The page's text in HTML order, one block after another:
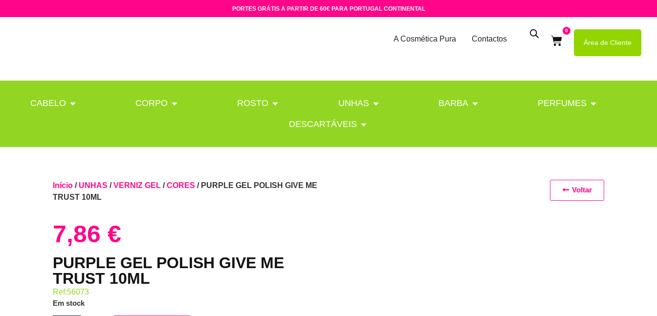
PORTES GRÁTIS A PARTIR DE 60€ PARA PORTUGAL CONTINENTAL
A Cosmética Pura Contactos
0
Área de Cliente
CABELO CORPO ROSTO UNHAS BARBA PERFUMES
DESCARTÁVEIS
Início/ UNHAS /VERNIZ GEL/CORES / PURPLE GEL POLISH GIVE ME
TRUST 10ML
7,86 €
PURPLE GEL POLISH GIVE ME
TRUST 10ML
Ref:56073
Em stock
Voltar